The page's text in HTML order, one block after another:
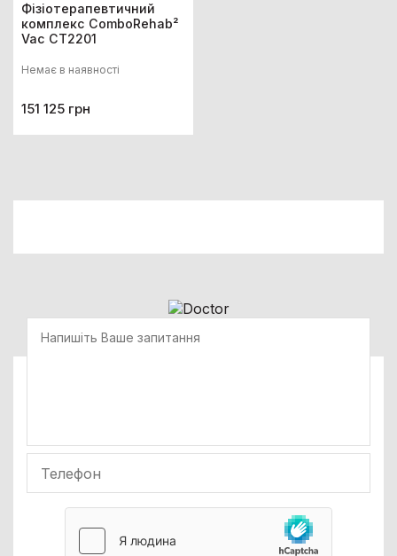
Фізіотерапевтичний
комплекс ComboRehab²
Vac CT2201
Немає в наявності
151 125 грн